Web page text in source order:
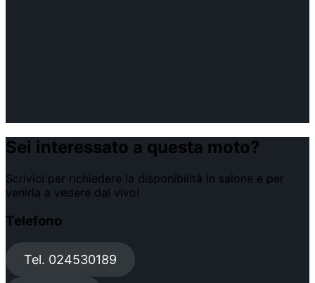
Sei interessato a questa moto?
Scrivici per richiedere la disponibilità in salone e per
venirla a vedere dal vivo!
Telefono
Tel. 024530189